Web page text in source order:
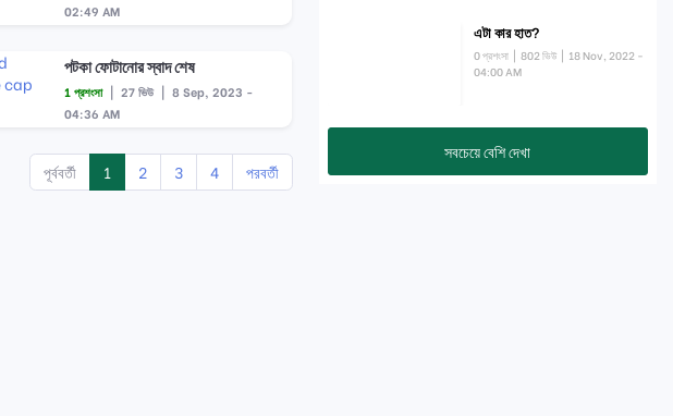
02:49 AM
পটকা ফোটানোর স্বাদ শেষ
1 প্রশংসা | 27 ভিউ | 8 Sep, 2023 -
04:36 AM
পূর্ববর্তী 1 2 3 4 পরবর্তী
এটা কার হাত?
0 প্রশংসা| 802 ভিউ | 18 Nov, 2022 -
04:00 AM
সবচেয়ে বেশি দেখা